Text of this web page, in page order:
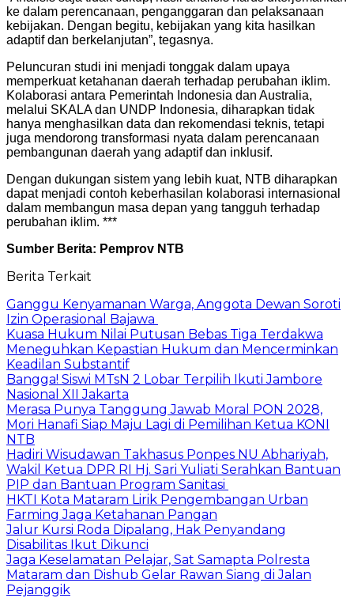
ke dalam perencanaan, penganggaran dan pelaksanaan
kebijakan. Dengan begitu, kebijakan yang kita hasilkan
adaptif dan berkelanjutan”, tegasnya.
Peluncuran studi ini menjadi tonggak dalam upaya
memperkuat ketahanan daerah terhadap perubahan iklim.
Kolaborasi antara Pemerintah Indonesia dan Australia,
melalui SKALA dan UNDP Indonesia, diharapkan tidak
hanya menghasilkan data dan rekomendasi teknis, tetapi
juga mendorong transformasi nyata dalam perencanaan
pembangunan daerah yang adaptif dan inklusif.
Dengan dukungan sistem yang lebih kuat, NTB diharapkan
dapat menjadi contoh keberhasilan kolaborasi internasional
dalam membangun masa depan yang tangguh terhadap
perubahan iklim. ***
Sumber Berita: Pemprov NTB
Berita Terkait
Ganggu Kenyamanan Warga, Anggota Dewan Soroti
Izin Operasional Bajawa
Kuasa Hukum Nilai Putusan Bebas Tiga Terdakwa
Meneguhkan Kepastian Hukum dan Mencerminkan
Keadilan Substantif
Bangga! Siswi MTsN 2 Lobar Terpilih Ikuti Jambore
Nasional XII Jakarta
Merasa Punya Tanggung Jawab Moral PON 2028,
Mori Hanafi Siap Maju Lagi di Pemilihan Ketua KONI
NTB
Hadiri Wisudawan Takhasus Ponpes NU Abhariyah,
Wakil Ketua DPR RI Hj. Sari Yuliati Serahkan Bantuan
PIP dan Bantuan Program Sanitasi
HKTI Kota Mataram Lirik Pengembangan Urban
Farming Jaga Ketahanan Pangan
Jalur Kursi Roda Dipalang, Hak Penyandang
Disabilitas Ikut Dikunci
Jaga Keselamatan Pelajar, Sat Samapta Polresta
Mataram dan Dishub Gelar Rawan Siang di Jalan
Pejanggik